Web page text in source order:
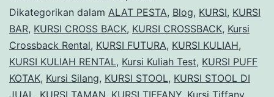
Dikategorikan dalam ALAT PESTA, Blog, KURSI, KURSI
BAR, KURSI CROSS BACK, KURSI CROSSBACK, Kursi
Crossback Rental, KURSI FUTURA, KURSI KULIAH,
KURSI KULIAH RENTAL, Kursi Kuliah Test, KURSI PUFF
KOTAK, Kursi Silang, KURSI STOOL, KURSI STOOL DI